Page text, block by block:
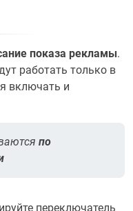
показа рекламы.
работать только в
включать и
по
переключатель